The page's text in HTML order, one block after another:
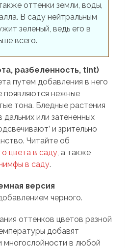
оттенки земли, воды,
В саду нейтральным
зеленый, ведь его в
всего.
разбеленность, tint)
путем добавления в него
появляются нежные
тона. Бледные растения
или затененных
и зрительно
Читайте об
цвета в саду, а также
в саду.
версия
черного.
оттенков цветов разной
добавят
многослойности в любой